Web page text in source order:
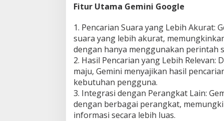
Fitur Utama Gemini Google
1. Pencarian Suara yang Lebih Akurat:
suara yang lebih akurat,
dengan hanya menggunakan perintah
2. Hasil Pencarian yang Lebih Relevan:
maju, Gemini menyajikan hasil
kebutuhan pengguna.
3. Integrasi dengan Perangkat Lain:
dengan berbagai perangkat,
informasi secara lebih luas.